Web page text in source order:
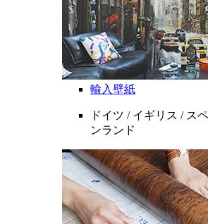
輸入壁紙
ドイツ / イギリス / ス
ンランド